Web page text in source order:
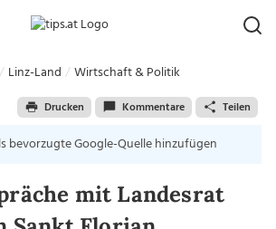
Linz-Land Wirtschaft & Politik
Drucken Kommentare Teilen
bevorzugte Google-Quelle hinzufügen
mit Landesrat